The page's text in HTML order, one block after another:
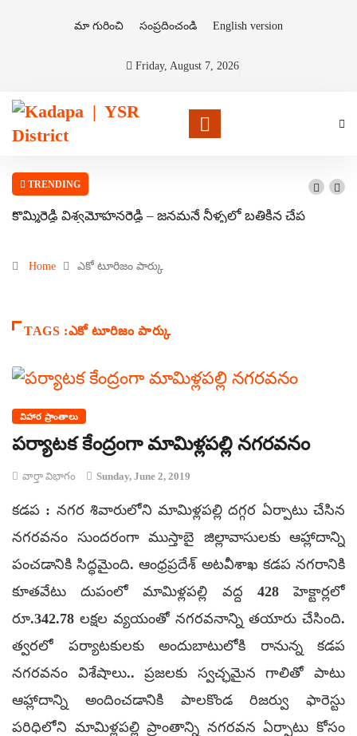
మా గురించి సంప్రదించండి English version
Friday, August 7, 2026
TRENDING
కొమ్మిరెడ్డి విశ్వమోహనరెడ్డి – జనమనే నీళ్ళలో బతికిన చేప
Home ఎకో టూరిజం పార్కు
TAGS :ఎకో టూరిజం పార్కు
విహార ప్రాంతాలు
పర్యాటక కేంద్రంగా మామిళ్లపల్లి నగరవనం
వార్తా విభాగం Sunday, June 2, 2019
కడప : నగర శివారులోని మామిళ్లపల్లి దగ్గర ఏర్పాటు చేసిన
నగరవనం సుందరంగా ముస్తాబై జిల్లావాసులకు ఆహ్లాదాన్ని
పంచడానికి సిద్ధమైంది. ఆంధ్రప్రదేశ్‌ అటవీశాఖ కడప నగరానికి
కూతవేటు దుపంలో మామిళ్లపల్లి వద్ద 428 హెక్టార్లలో
రూ.342.78 లక్షల వ్యయంతో నగరవనాన్ని తయారు చేసింది.
త్వరలో పర్యాటకులకు అందుబాటులోకి రానున్న కడప
నగరవనం విశేషాలు.. ప్రజలకు స్వచ్ఛమైన గాలితో పాటు
ఆహ్లాదాన్ని అందించడానికి పాలకొండ రిజర్వు ఫారెస్టు
పరిధిలోని మామిళ్లపల్లి ప్రాంతాన్ని నగరవన ఏర్పాటు కోసం